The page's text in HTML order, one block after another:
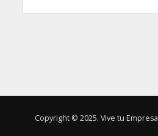
Copyright © 2025. Vive tu Empresa